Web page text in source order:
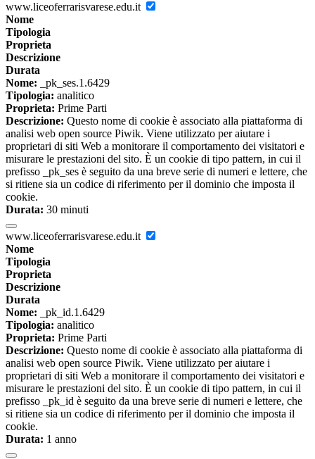
www.liceoferrarisvarese.edu.it
Nome
Tipologia
Proprieta
Descrizione
Durata
Nome: _pk_ses.1.6429
Tipologia: analitico
Proprieta: Prime Parti
Descrizione: Questo nome di cookie è associato alla piattaforma di
analisi web open source Piwik. Viene utilizzato per aiutare i
proprietari di siti Web a monitorare il comportamento dei visitatori e
misurare le prestazioni del sito. È un cookie di tipo pattern, in cui il
prefisso _pk_ses è seguito da una breve serie di numeri e lettere, che
si ritiene sia un codice di riferimento per il dominio che imposta il
cookie.
Durata: 30 minuti
www.liceoferrarisvarese.edu.it
Nome
Tipologia
Proprieta
Descrizione
Durata
Nome: _pk_id.1.6429
Tipologia: analitico
Proprieta: Prime Parti
Descrizione: Questo nome di cookie è associato alla piattaforma di
analisi web open source Piwik. Viene utilizzato per aiutare i
proprietari di siti Web a monitorare il comportamento dei visitatori e
misurare le prestazioni del sito. È un cookie di tipo pattern, in cui il
prefisso _pk_id è seguito da una breve serie di numeri e lettere, che
si ritiene sia un codice di riferimento per il dominio che imposta il
cookie.
Durata: 1 anno